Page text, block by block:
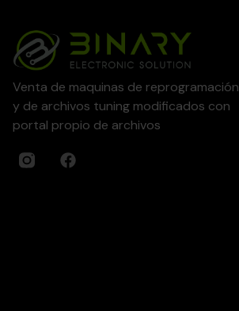
Venta de maquinas de reprogramación
y de archivos tuning modificados con
portal propio de archivos